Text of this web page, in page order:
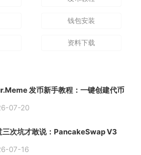
钱包安装
资料下载
发币新手教程：一键创建代币
07-20
三次坑才敢说：PancakeSwap V3
化07-16